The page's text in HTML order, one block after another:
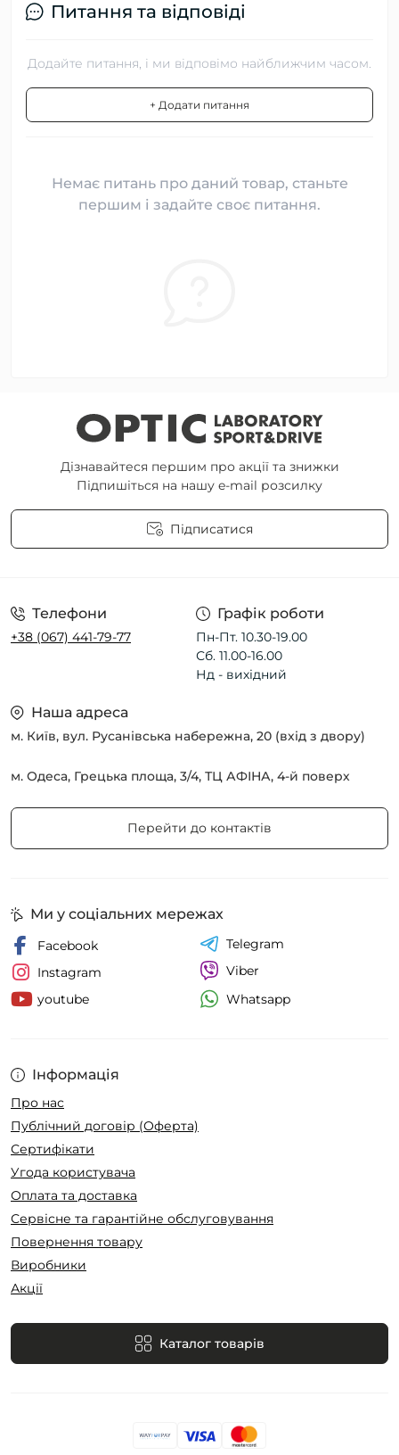
Питання та відповіді
Додайте питання, і ми відповімо найближчим часом.
+ Додати питання
Немає питань про даний товар, станьте
першим і задайте своє питання.
Дізнавайтеся першим про акції та знижки
Підпишіться на нашу e-mail розсилку
Підписатися
Телефони
+38 (067) 441-79-77
Графік роботи
Пн-Пт. 10.30-19.00
Сб. 11.00-16.00
Нд - вихідний
Наша адреса
м. Київ, вул. Русанівська набережна, 20 (вхід з двору)
м. Одеса, Грецька площа, 3/4, ТЦ АФІНА, 4-й поверх
Перейти до контактів
Інформація
Про нас
Публічний договір (Оферта)
Сертифікати
Угода користувача
Оплата та доставка
Сервісне та гарантійне обслуговування
Повернення товару
Виробники
Акції
Каталог товарів
Ми у соціальних мережах
Facebook
Instagram
youtube
Telegram
Viber
Whatsapp